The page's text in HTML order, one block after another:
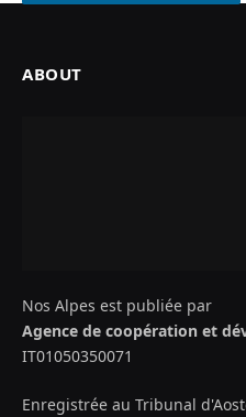
ABOUT
Nos Alpes est publiée par
Agence de coopération et
IT01050350071
Enregistrée au Tribunal